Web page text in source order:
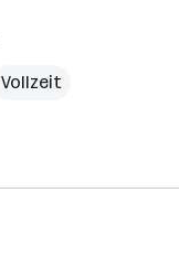
Vollzeit